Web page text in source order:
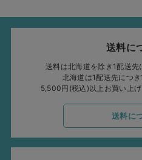
送料に
送料は北海道を除き1配送先
北海道は1配送先につき
5,500円(税込)以上お買い上げ
送料に